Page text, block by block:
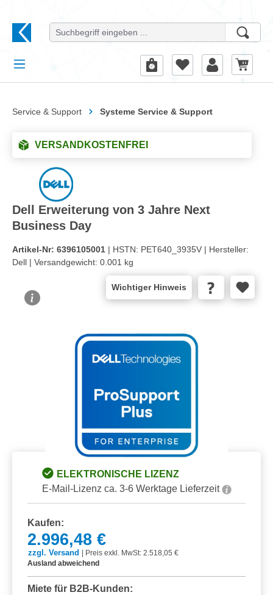
Service & Support Systeme Service & Support
VERSANDKOSTENFREI
Dell Erweiterung von 3 Jahre Next
Business Day
Artikel-Nr: 6396105001 | HSTN: PET640_3935V | Hersteller:
Dell | Versandgewicht: 0.001 kg
Wichtiger Hinweis
ELEKTRONISCHE LIZENZ
E-Mail-Lizenz ca. 3-6 Werktage Lieferzeit
Kaufen:
2.996,48 €
zzgl. Versand
Preis exkl. MwSt: 2.518,05 €
Ausland abweichend
Miete für B2B-Kunden: